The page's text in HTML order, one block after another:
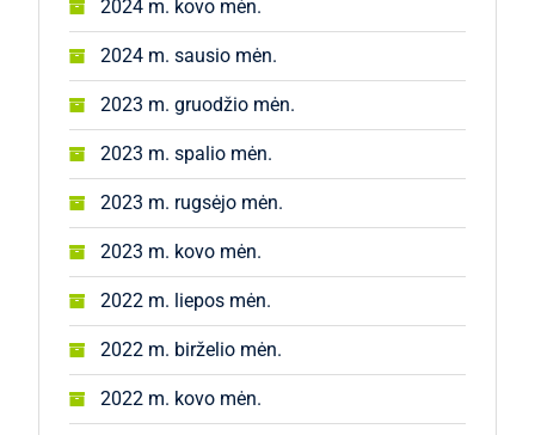
2024 m. kovo mėn.
2024 m. sausio mėn.
2023 m. gruodžio mėn.
2023 m. spalio mėn.
2023 m. rugsėjo mėn.
2023 m. kovo mėn.
2022 m. liepos mėn.
2022 m. birželio mėn.
2022 m. kovo mėn.